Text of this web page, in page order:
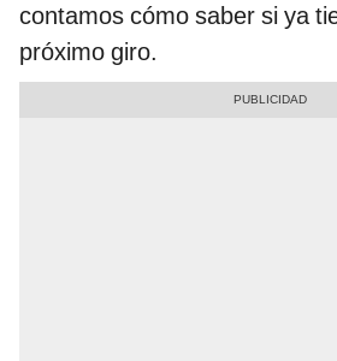
contamos cómo saber si ya
próximo giro.